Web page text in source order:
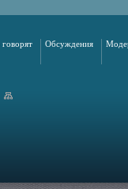
Обсуждения